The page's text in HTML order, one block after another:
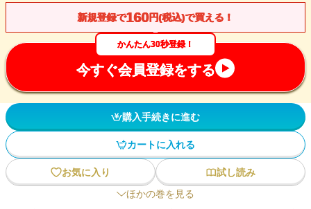
新規登録で160円(税込)で買える！
かんたん30秒登録！
今すぐ会員登録をする
購入手続きに進む
カートに入れる
お気に入り
試し読み
ほかの巻を見る